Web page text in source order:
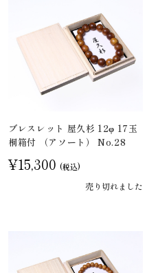
ブレスレット 屋久杉 12φ 17玉
桐箱付 （アソート） No.28
¥15,300 (税込)
売り切れました